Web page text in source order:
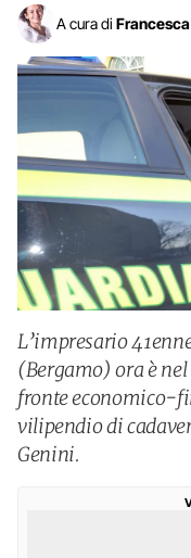
A cura di
L’impresario
(Bergamo) ora è
fronte economico-
vilipendio di
Genini.